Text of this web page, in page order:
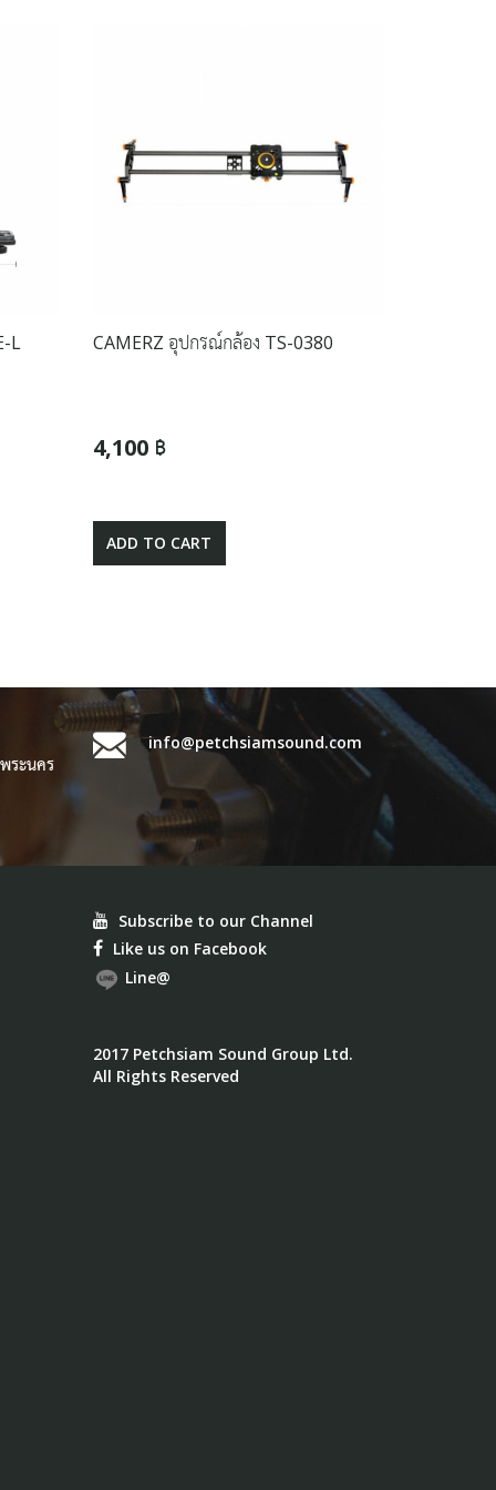
L CAMERZ อุปกรณ์กล้อง TS-0380
4,100 ฿
ADD TO CART
ระนคร
info@petchsiamsound.com
Subscribe to our Channel
Like us on Facebook
Line@
2017 Petchsiam Sound Group Ltd.
All Rights Reserved